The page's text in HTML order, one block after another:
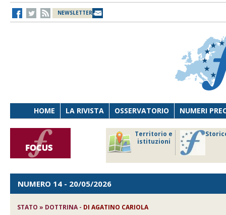
NEWSLETTER
HOME LA RIVISTA OSSERVATORIO NUMERI
Territorio e
istituzioni
NUMERO 14 - 20/05/2026
STATO » DOTTRINA - DIAGATINO CARIOLA